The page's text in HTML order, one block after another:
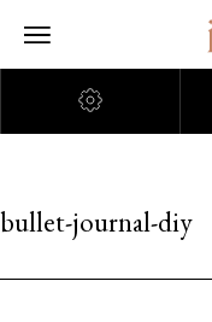
bullet-journal-diy